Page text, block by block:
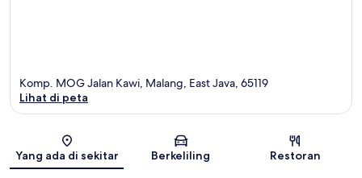
Peta
Komp. MOG Jalan Kawi, Malang, East Java, 65119
Lihat di peta
Yang ada di sekitar Berkeliling Restoran